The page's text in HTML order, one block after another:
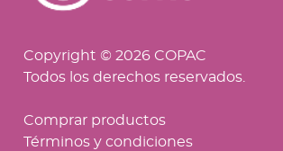
Copyright © 2026 COPAC
Todos los derechos reservados.
Comprar productos
Términos y condiciones